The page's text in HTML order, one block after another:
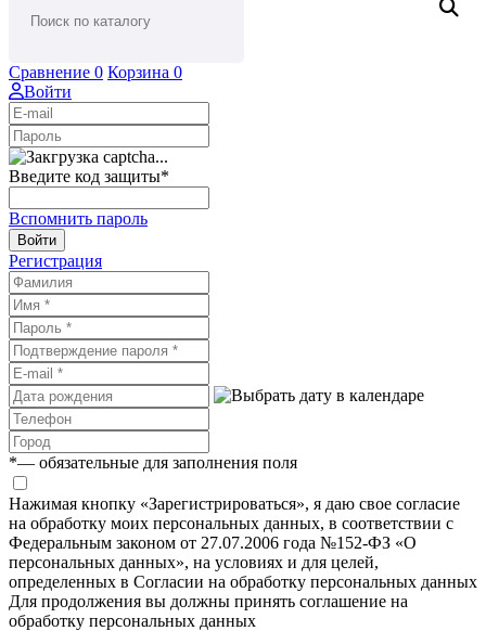
Сравнение 0 Корзина 0
Войти
Введите код защиты*
Вспомнить пароль
Войти
Регистрация
*— обязательные для заполнения поля
Нажимая кнопку «Зарегистрироваться», я даю свое согласие
на обработку моих персональных данных, в соответствии с
Федеральным законом от 27.07.2006 года №152-ФЗ «О
персональных данных», на условиях и для целей,
определенных в Согласии на обработку персональных данных
Для продолжения вы должны принять соглашение на
обработку персональных данных